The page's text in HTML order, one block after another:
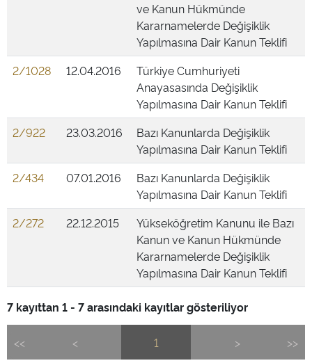
ve Kanun Hükmünde
Kararnamelerde Değişiklik
Yapılmasına Dair Kanun Teklifi
2/1028
12.04.2016
Türkiye Cumhuriyeti
Anayasasında Değişiklik
Yapılmasına Dair Kanun Teklifi
2/922
23.03.2016
Bazı Kanunlarda Değişiklik
Yapılmasına Dair Kanun Teklifi
2/434
07.01.2016
Bazı Kanunlarda Değişiklik
Yapılmasına Dair Kanun Teklifi
2/272
22.12.2015
Yükseköğretim Kanunu ile Bazı
Kanun ve Kanun Hükmünde
Kararnamelerde Değişiklik
Yapılmasına Dair Kanun Teklifi
7 kayıttan 1 - 7 arasındaki kayıtlar gösteriliyor
<< < 1 > >>